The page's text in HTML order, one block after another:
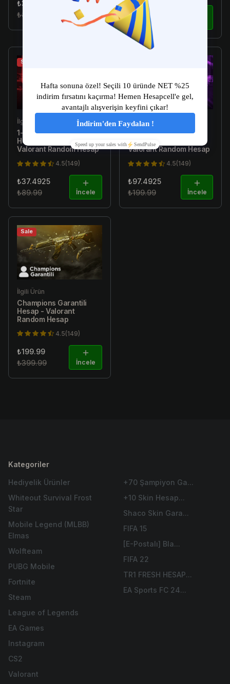
₺34.99
₺89.99
İncele
₺179.99
₺299.99
Sale
İlgili Ürün
1-10 Skin Arası Random
Hesap [TR Garantili] -
Valorant Random Hesap
4.5(149)
₺37.4925
₺89.99
İncele
İlgili Ürün
[E-Postalı] 1-300 Skin
Arası Random Hesap -
Valorant Random Hesap
4.5(149)
₺97.4925
₺199.99
İncele
Sale
İlgili Ürün
Champions Garantili
Hesap - Valorant
Random Hesap
4.5(149)
₺199.99
₺399.99
İncele
Kategoriler
Hediyelik Ürünler
Whiteout Survival Frost
Star
Mobile Legend (MLBB)
Elmas
Wolfteam
PUBG Mobile
Fortnite
Steam
League of Legends
EA Games
Instagram
CS2
Valorant
+70 Şampiyon Ga...
+10 Skin Hesap...
Shaco Skin Gara...
FIFA 15
[E-Postalı] Bla...
FIFA 22
TR1 FRESH HESAP...
EA Sports FC 24...